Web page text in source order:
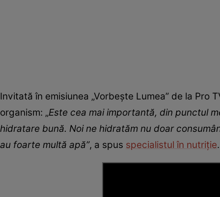
Invitată în emisiunea „Vorbește Lumea” de la
organism: „Este cea mai importantă, din punctul
hidratare bună. Noi ne hidratăm nu doar
au foarte multă apă”, a spus specialistul în nutriție.